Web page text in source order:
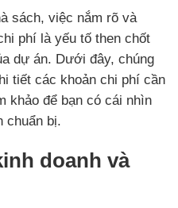
sách, việc nắm rõ và
phí là yếu tố then chốt
dự án. Dưới đây, chúng
tiết các khoản chi phí cần
khảo để bạn có cái nhìn
chuẩn bị.
doanh và